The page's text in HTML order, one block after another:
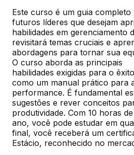
Este curso é um guia completo
futuros líderes que desejam
habilidades em gerenciamento
revisitará temas cruciais e
abordagens para tornar sua
O curso aborda as principais
habilidades exigidas para o
como um manual prático para
performance. É fundamental
sugestões e rever conceitos
produtividade. Com 10 horas
ano, você pode estudar em
final, você receberá um
Estácio, reconhecido no